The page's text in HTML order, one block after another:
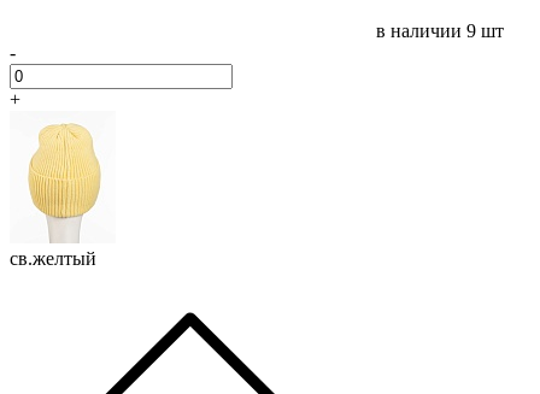
в наличии 9 шт
-
+
св.желтый